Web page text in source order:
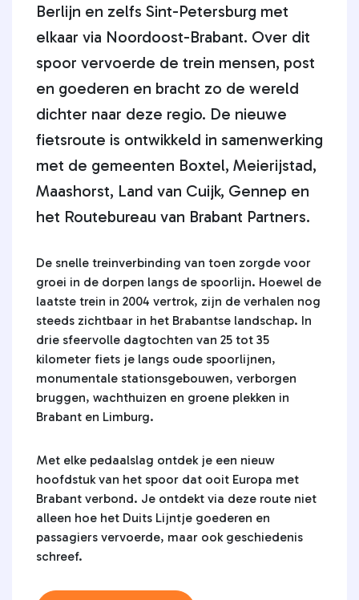
Berlijn en zelfs Sint-Petersburg met
elkaar via Noordoost-Brabant. Over dit
spoor vervoerde de trein mensen, post
en goederen en bracht zo de wereld
dichter naar deze regio. De nieuwe
fietsroute is ontwikkeld in samenwerking
met de gemeenten Boxtel, Meierijstad,
Maashorst, Land van Cuijk, Gennep en
het Routebureau van Brabant Partners.
De snelle treinverbinding van toen zorgde voor
groei in de dorpen langs de spoorlijn. Hoewel de
laatste trein in 2004 vertrok, zijn de verhalen nog
steeds zichtbaar in het Brabantse landschap. In
drie sfeervolle dagtochten van 25 tot 35
kilometer fiets je langs oude spoorlijnen,
monumentale stationsgebouwen, verborgen
bruggen, wachthuizen en groene plekken in
Brabant en Limburg.
Met elke pedaalslag ontdek je een nieuw
hoofdstuk van het spoor dat ooit Europa met
Brabant verbond. Je ontdekt via deze route niet
alleen hoe het Duits Lijntje goederen en
passagiers vervoerde, maar ook geschiedenis
schreef.